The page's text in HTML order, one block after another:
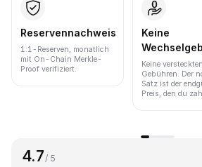
Reservennachweis
1:1-Reserven, monatlich
mit On-Chain Merkle-
Proof verifiziert.
Keine
Keine versteckten
Gebühren. Der
Satz ist der
Preis, den du
4.7 / 5